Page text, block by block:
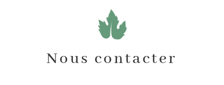
Nous contacter